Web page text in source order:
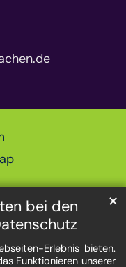
bei den
Erlebnis bieten.
Funktionieren unserer
✕